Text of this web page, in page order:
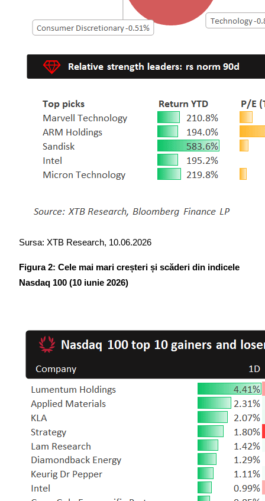
Sursa: XTB Research, 10.06.2026
Figura 2: Cele mai mari creșteri și scăderi din indicele
Nasdaq 100 (10 iunie 2026)